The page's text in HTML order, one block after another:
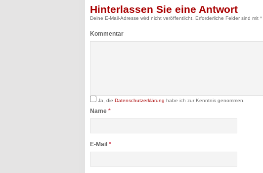
Hinterlassen Sie eine Antwort
Deine E-Mail-Adresse wird nicht veröffentlicht. Erforderliche Felder sind mit *
Kommentar
Ja, die Datenschutzerklärung habe ich zur Kenntnis genommen.
Name *
E-Mail *